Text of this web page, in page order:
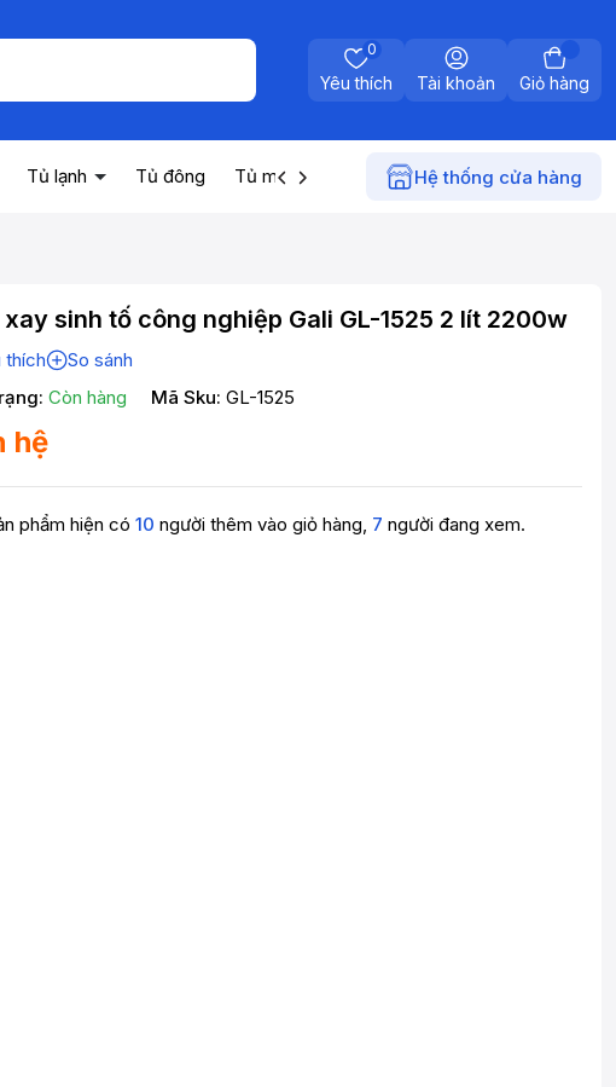
Yêu thích
0
Tài khoản Giỏ hàng
Tủ lạnh Tủ đông Tủ mát Máy nước nóng Điện gia
Hệ thống cửa hàng
sinh tố công nghiệp Gali GL-1525 2 lít 2200w
thích
So sánh
Còn hàng Mã Sku: GL-1525
hệ
phẩm hiện có 10 người thêm vào giỏ hàng, 7 người đang xem.